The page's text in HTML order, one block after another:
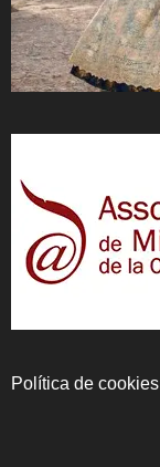
Política de cookies